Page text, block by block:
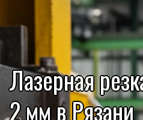
Лазерная
2 мм в Рязани